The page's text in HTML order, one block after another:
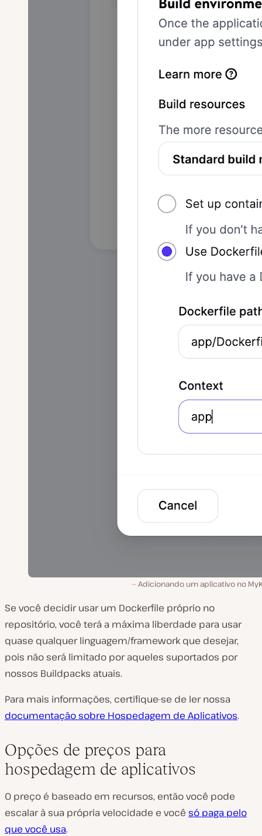
Adicionando um aplicativo no
Se você decidir usar um Dockerfile próprio no
repositório, você terá a máxima liberdade para usar
quase qualquer linguagem/framework que desejar,
pois não será limitado por aqueles suportados por
nossos Buildpacks atuais.
Para mais informações, certifique-se de ler nossa
documentação sobre Hospedagem de Aplicativos.
Opções de preços para
hospedagem de aplicativos
O preço é baseado em recursos, então você pode
escalar à sua própria velocidade e você só paga pelo
que você usa.